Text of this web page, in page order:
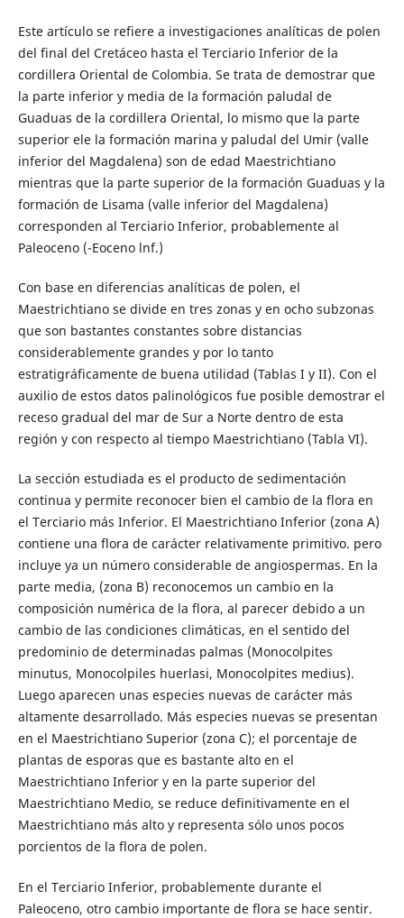
Este artículo se refiere a investigaciones analíticas de polen
del final del Cretáceo hasta el Terciario Inferior de la
cordillera Oriental de Colombia. Se trata de demostrar que
la parte inferior y media de la formación paludal de
Guaduas de la cordillera Oriental, lo mismo que la parte
superior ele la formación marina y paludal del Umir (valle
inferior del Magdalena) son de edad Maestrichtiano
mientras que la parte superior de la formación Guaduas y la
formación de Lisama (valle inferior del Magdalena)
corresponden al Terciario Inferior, probablemente al
Paleoceno (-Eoceno lnf.)
Con base en diferencias analíticas de polen, el
Maestrichtiano se divide en tres zonas y en ocho subzonas
que son bastantes constantes sobre distancias
considerablemente grandes y por lo tanto
estratigráficamente de buena utilidad (Tablas I y II). Con el
auxilio de estos datos palinológicos fue posible demostrar el
receso gradual del mar de Sur a Norte dentro de esta
región y con respecto al tiempo Maestrichtiano (Tabla VI).
La sección estudiada es el producto de sedimentación
continua y permite reconocer bien el cambio de la flora en
el Terciario más Inferior. El Maestrichtiano Inferior (zona A)
contiene una flora de carácter relativamente primitivo. pero
incluye ya un número considerable de angiospermas. En la
parte media, (zona B) reconocemos un cambio en la
composición numérica de la flora, al parecer debido a un
cambio de las condiciones climáticas, en el sentido del
predominio de determinadas palmas (Monocolpites
minutus, Monocolpiles huerlasi, Monocolpites medius).
Luego aparecen unas especies nuevas de carácter más
altamente desarrollado. Más especies nuevas se presentan
en el Maestrichtiano Superior (zona C); el porcentaje de
plantas de esporas que es bastante alto en el
Maestrichtiano Inferior y en la parte superior del
Maestrichtiano Medio, se reduce definitivamente en el
Maestrichtiano más alto y representa sólo unos pocos
porcientos de la flora de polen.
En el Terciario Inferior, probablemente durante el
Paleoceno, otro cambio importante de flora se hace sentir.